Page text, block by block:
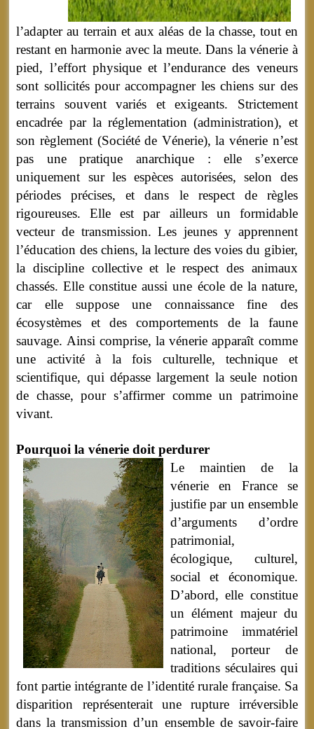
l’adapter au terrain et aux aléas de la chasse, tout en
restant en harmonie avec la meute. Dans la vénerie à
pied, l’effort physique et l’endurance des veneurs
sont sollicités pour accompagner les chiens sur des
terrains souvent variés et exigeants. Strictement
encadrée par la réglementation (administration), et
son règlement (Société de Vénerie), la vénerie n’est
pas une pratique anarchique : elle s’exerce
uniquement sur les espèces autorisées, selon des
périodes précises, et dans le respect de règles
rigoureuses. Elle est par ailleurs un formidable
vecteur de transmission. Les jeunes y apprennent
l’éducation des chiens, la lecture des voies du gibier,
la discipline collective et le respect des animaux
chassés. Elle constitue aussi une école de la nature,
car elle suppose une connaissance fine des
écosystèmes et des comportements de la faune
sauvage. Ainsi comprise, la vénerie apparaît comme
une activité à la fois culturelle, technique et
scientifique, qui dépasse largement la seule notion
de chasse, pour s’affirmer comme un patrimoine
vivant.
Pourquoi la vénerie doit perdurer
Le maintien de la
vénerie en France se
justifie par un ensemble
d’arguments d’ordre
patrimonial,
écologique, culturel,
social et économique.
D’abord, elle constitue
un élément majeur du
patrimoine immatériel
national, porteur de
traditions séculaires qui
font partie intégrante de l’identité rurale française. Sa
disparition représenterait une rupture irréversible
dans la transmission d’un ensemble de savoir-faire